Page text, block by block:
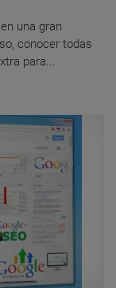
una gran
conocer todas
para...